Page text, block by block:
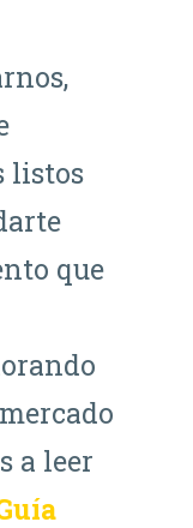
listos
que
a leer